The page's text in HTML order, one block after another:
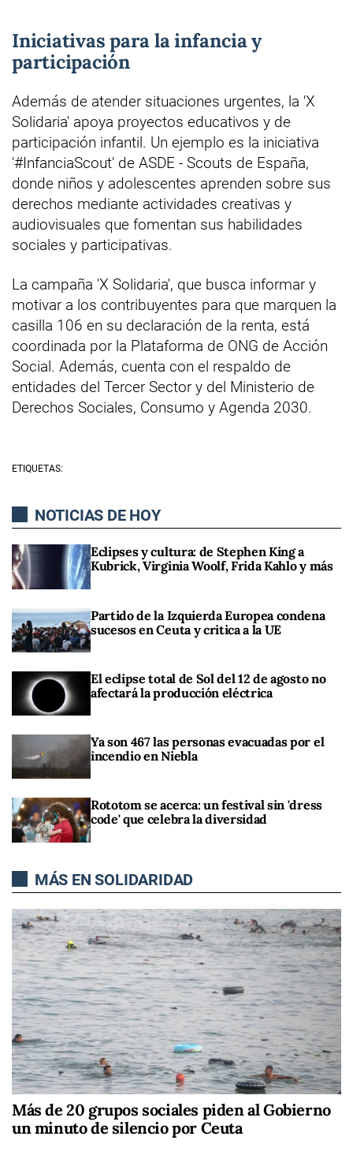
Iniciativas para la infancia y
participación
Además de atender situaciones urgentes, la 'X
Solidaria' apoya proyectos educativos y de
participación infantil. Un ejemplo es la iniciativa
'#InfanciaScout' de ASDE - Scouts de España,
donde niños y adolescentes aprenden sobre sus
derechos mediante actividades creativas y
audiovisuales que fomentan sus habilidades
sociales y participativas.
La campaña 'X Solidaria', que busca informar y
motivar a los contribuyentes para que marquen la
casilla 106 en su declaración de la renta, está
coordinada por la Plataforma de ONG de Acción
Social. Además, cuenta con el respaldo de
entidades del Tercer Sector y del Ministerio de
Derechos Sociales, Consumo y Agenda 2030.
ETIQUETAS:
NOTICIAS DE HOY
Eclipses y cultura: de Stephen King a
Kubrick, Virginia Woolf, Frida Kahlo y más
Partido de la Izquierda Europea condena
sucesos en Ceuta y critica a la UE
El eclipse total de Sol del 12 de agosto no
afectará la producción eléctrica
Ya son 467 las personas evacuadas por el
incendio en Niebla
Rototom se acerca: un festival sin 'dress
code' que celebra la diversidad
MÁS EN SOLIDARIDAD
Más de 20 grupos sociales piden al Gobierno
un minuto de silencio por Ceuta